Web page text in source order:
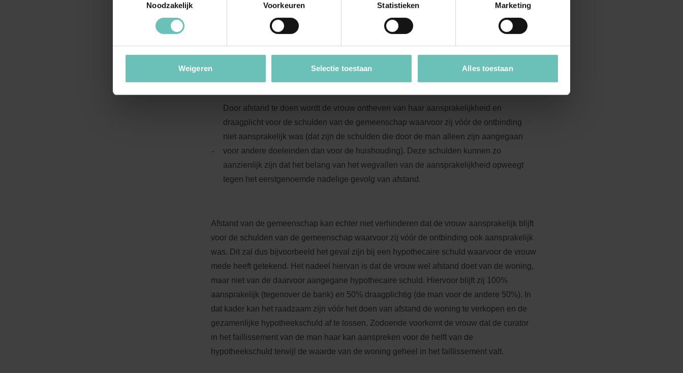
Noodzakelijk
Voorkeuren Statistieken Marketing
Weigeren Selectie toestaan Alles toestaan
-
Het deel van de gemeenschap waarvan de vrouw afstand doet, wast aan bij het deel
van de man. Dit betekent dat alle gemeenschappelijke goederen uitsluitend zijn
eigendom worden. De vrouw mag alleen haar bed, beddengoed, en kleding behouden
-
Door afstand te doen wordt de vrouw ontheven van haar aansprakelijkheid en
draagplicht voor de schulden van de gemeenschap waarvoor zij vóór de ontbinding
niet aansprakelijk was (dat zijn de schulden die door de man alleen zijn aangegaan
voor andere doeleinden dan voor de huishouding). Deze schulden kunnen zo
aanzienlijk zijn dat het belang van het wegvallen van de aansprakelijkheid opweegt
tegen het eerstgenoemde nadelige gevolg van afstand.
Afstand van de gemeenschap kan echter niet verhinderen dat de vrouw aansprakelijk blijft
voor de schulden van de gemeenschap waarvoor zij vóór de ontbinding ook aansprakelijk
was. Dit zal dus bijvoorbeeld het geval zijn bij een hypothecaire schuld waarvoor de vrouw
mede heeft getekend. Het nadeel hiervan is dat de vrouw wel afstand doet van de woning,
maar niet van de daarvoor aangegane hypothecaire schuld. Hiervoor blijft zij 100%
aansprakelijk (tegenover de bank) en 50% draagplichtig (de man voor de andere 50%). In
dat kader kan het raadzaam zijn vóór het doen van afstand de woning te verkopen en de
gezamenlijke hypotheekschuld af te lossen. Zodoende voorkomt de vrouw dat de curator
in het faillissement van de man haar kan aanspreken voor de helft van de
hypotheekschuld terwijl de waarde van de woning geheel in het faillissement valt.